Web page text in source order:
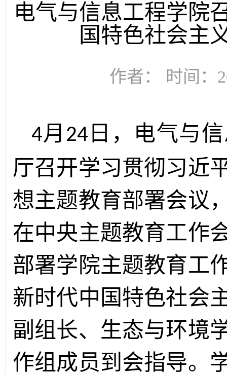
电气与信息工程学院
国特色社会主
作者： 时间：
4月 24 日，电气与
厅召开学习贯彻习近
想主题教育部署会议
在中央主题教育工作
部署学院主题教育工
新时代中国特色社会
副组长、生态与环境
作组成员到会指导。